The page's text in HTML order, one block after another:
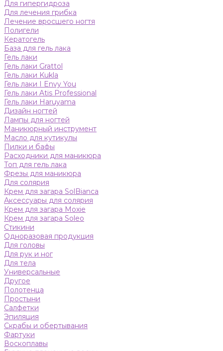
Для гипергидроза
Для лечения грибка
Лечение вросшего ногтя
Полигели
Кератогель
База для гель лака
Гель лаки
Гель лаки Grattol
Гель лаки Kukla
Гель лаки I Envy You
Гель лаки Atis Professional
Гель лаки Haruyama
Дизайн ногтей
Лампы для ногтей
Маникюрный инструмент
Масло для кутикулы
Пилки и бафы
Расходники для маникюра
Топ для гель лака
Фрезы для маникюра
Для солярия
Крем для загара SolBianca
Аксессуары для солярия
Крем для загара Moxie
Крем для загара Soleo
Стикини
Одноразовая продукция
Для головы
Для рук и ног
Для тела
Универсальные
Другое
Полотенца
Простыни
Салфетки
Эпиляция
Скрабы и обертывания
Фартуки
Воскоплавы